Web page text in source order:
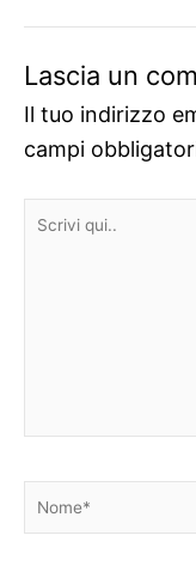
Lascia un
Il tuo indirizzo
campi
Scrivi
Nome*